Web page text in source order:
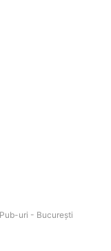
uri - Bucureşti